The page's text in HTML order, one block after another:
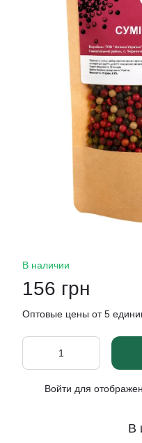
В наличии
156 грн
Оптовые цены от 5
Войти для
В